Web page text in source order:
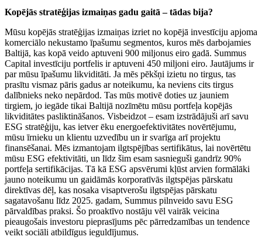
Kopējās stratēģijas izmaiņas gadu gaitā – tādas bija?
Mūsu kopējās stratēģijas izmaiņas izriet no kopējā investīciju apjoma
komerciālo nekustamo īpašumu segmentos, kuros mēs darbojamies
Baltijā, kas kopā veido aptuveni 900 miljonus eiro gadā. Summus
Capital investīciju portfelis ir aptuveni 450 miljoni eiro. Jautājums ir
par mūsu īpašumu likviditāti. Ja mēs pēkšņi izietu no tirgus, tas
prasītu vismaz pāris gadus ar noteikumu, ka neviens cits tirgus
dalībnieks neko nepārdod. Tas mūs motivē doties uz jauniem
tirgiem, jo iegāde tikai Baltijā nozīmētu mūsu portfeļa kopējās
likviditātes pasliktināšanos. Visbeidzot – esam izstrādājuši arī savu
ESG stratēģiju, kas ietver ēku energoefektivitātes novērtējumu,
mūsu īrnieku un klientu uzvedību un ir svarīga arī projektu
finansēšanai. Mēs izmantojam ilgtspējības sertifikātus, lai novērtētu
mūsu ESG efektivitāti, un līdz šim esam sasnieguši gandrīz 90%
portfeļa sertifikācijas. Tā kā ESG apsvērumi kļūst arvien formālāki
jauno noteikumu un gaidāmās korporatīvās ilgtspējas pārskatu
direktīvas dēļ, kas nosaka visaptverošu ilgtspējas pārskatu
sagatavošanu līdz 2025. gadam, Summus pilnveido savu ESG
pārvaldības praksi. Šo proaktīvo nostāju vēl vairāk veicina
pieaugošais investoru pieprasījums pēc pārredzamības un tendence
veikt sociāli atbildīgus ieguldījumus.